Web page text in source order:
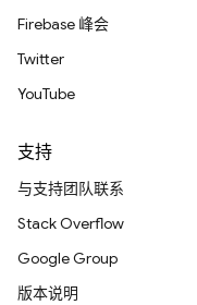
Firebase 峰会
Twitter
YouTube
支持
与支持团队联系
Stack Overflow
Google Group
版本说明